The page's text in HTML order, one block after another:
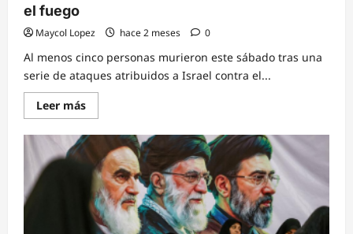
el fuego
Maycol Lopez hace 2 meses 0
Al menos cinco personas murieron este sábado tras una
serie de ataques atribuidos a Israel contra el...
Leer másRead
more
Ataques
el
sur
del
Líbano
dejan
al
menos